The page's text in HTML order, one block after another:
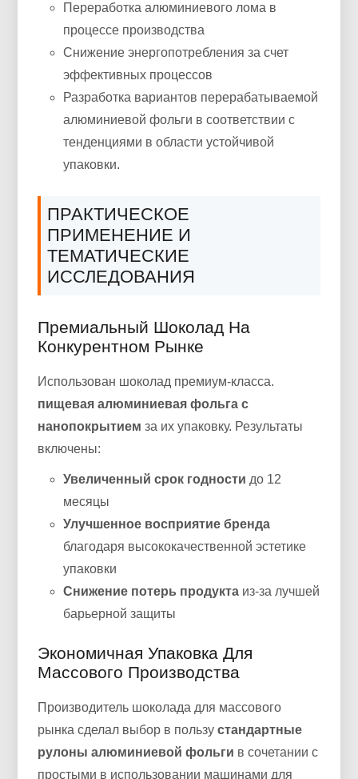
Переработка алюминиевого лома в
процессе производства
Снижение энергопотребления за счет
эффективных процессов
Разработка вариантов перерабатываемой
алюминиевой фольги в соответствии с
тенденциями в области устойчивой
упаковки.
ПРАКТИЧЕСКОЕ
ПРИМЕНЕНИЕ И
ТЕМАТИЧЕСКИЕ
ИССЛЕДОВАНИЯ
Премиальный Шоколад На
Конкурентном Рынке
Использован шоколад премиум-класса.
пищевая алюминиевая фольга с
нанопокрытием за их упаковку. Результаты
включены:
Увеличенный срок годности до 12
месяцы
Улучшенное восприятие бренда
благодаря высококачественной эстетике
упаковки
Снижение потерь продукта из-за лучшей
барьерной защиты
Экономичная Упаковка Для
Массового Производства
Производитель шоколада для массового
рынка сделал выбор в пользустандартные
рулоны алюминиевой фольги в сочетании с
простыми в использовании машинами для